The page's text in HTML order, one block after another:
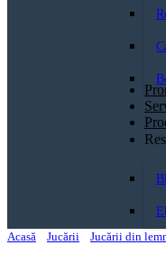
Acasă
Jucării Jucării din